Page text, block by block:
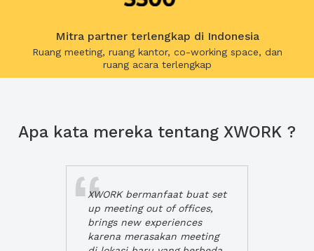
Mitra partner terlengkap di Indonesia
Ruang meeting, ruang kantor, co-working space, dan
ruang acara terlengkap
Apa kata mereka tentang XWORK ?
XWORK bermanfaat buat set
up meeting out of offices,
brings new experiences
karena merasakan meeting